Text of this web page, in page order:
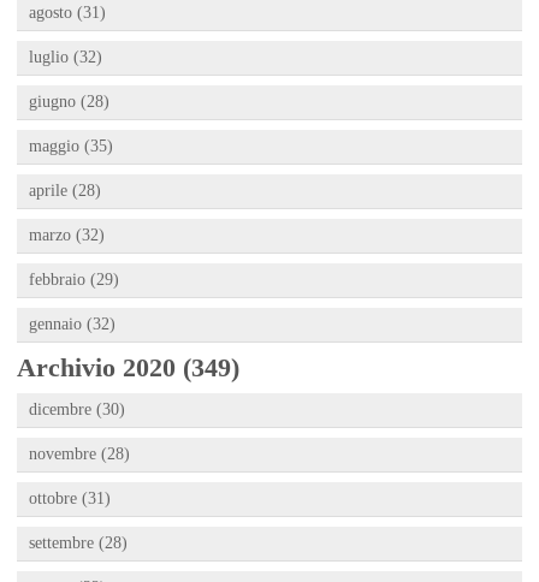
agosto (31)
luglio (32)
giugno (28)
maggio (35)
aprile (28)
marzo (32)
febbraio (29)
gennaio (32)
Archivio 2020 (349)
dicembre (30)
novembre (28)
ottobre (31)
settembre (28)